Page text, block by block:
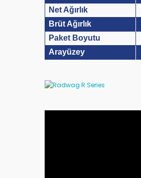
Net Ağırlık
Brüt Ağırlık
Paket Boyutu
Arayüzey